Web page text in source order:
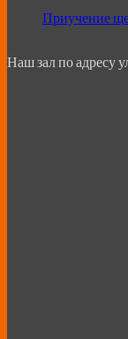
Приучение
Наш зал по адресу